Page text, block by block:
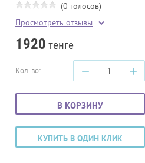
(0 голосов)
Просмотреть отзывы
1920 тенге
Кол-во: − +
В КОРЗИНУ
КУПИТЬ В ОДИН КЛИК